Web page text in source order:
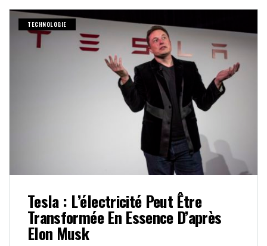
TECHNOLOGIE
Tesla : L’électricité Peut Être
Transformée En Essence D’après
Elon Musk